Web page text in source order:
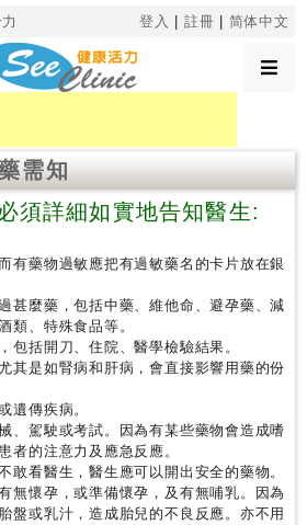
登入 註冊 简体中文
×
需知
須詳細如實地告知醫生:
有藥物過敏應把有過敏藥名的卡片放在銀
甚麼藥，包括中藥、維他命、避孕藥、減
類、特殊食品等。
包括開刀、住院、醫學檢驗結果。
其是如腎病和肝病，會直接影響用藥的份
遺傳疾病。
、駕駛或考試。因為有某些藥物會造成嗜
者的注意力及應急反應。
敢看醫生，醫生應可以開出安全的藥物。
無懷孕，或準備懷孕，及有無哺乳。因為
盤或乳汁，造成胎兒的不良反應。亦不用